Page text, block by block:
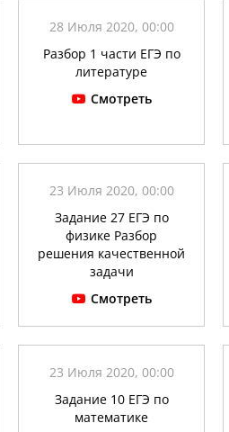
28 Июля 2020, 00:00
Разбор 1 части ЕГЭ по
литературе
Смотреть
23 Июля 2020, 00:00
Задание 27 ЕГЭ по
физике Разбор
решения качественной
задачи
Смотреть
23 Июля 2020, 00:00
Задание 10 ЕГЭ по
математике